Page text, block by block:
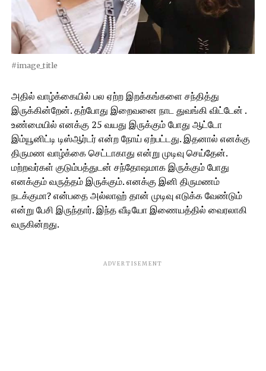
#image_title
அதில் வாழ்க்கையில் பல ஏற்ற இறக்கங்களை சந்தித்து
இருக்கின்றேன். தற்போது இறைவனை நாட துவங்கி விட்டேன் .
உண்மையில் எனக்கு 25 வயது இருக்கும் போது ஆட்டோ
இம்யூனிட்டி டிஸ்ஆர்டர் என்ற நோய் ஏற்பட்டது. இதனால் எனக்கு
திருமண வாழ்க்கை செட்டாகாது என்று முடிவு செய்தேன்.
மற்றவர்கள் குடும்பத்துடன் சந்தோஷமாக இருக்கும் போது
எனக்கும் வருத்தம் இருக்கும். எனக்கு இனி திருமணம்
நடக்குமா? என்பதை அல்லாஹ் தான் முடிவு எடுக்க வேண்டும்
என்று பேசி இருந்தார். இந்த வீடியோ இணையத்தில் வைரலாகி
வருகின்றது.
ADVERTISEMENT